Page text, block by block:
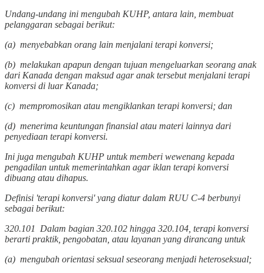
Undang-undang ini mengubah KUHP, antara lain, membuat
pelanggaran sebagai berikut:
(a) menyebabkan orang lain menjalani terapi konversi;
(b) melakukan apapun dengan tujuan mengeluarkan seorang anak
dari Kanada dengan maksud agar anak tersebut menjalani terapi
konversi di luar Kanada;
(c) mempromosikan atau mengiklankan terapi konversi; dan
(d) menerima keuntungan finansial atau materi lainnya dari
penyediaan terapi konversi.
Ini juga mengubah KUHP untuk memberi wewenang kepada
pengadilan untuk memerintahkan agar iklan terapi konversi
dibuang atau dihapus.
Definisi 'terapi konversi' yang diatur dalam RUU C-4 berbunyi
sebagai berikut:
320.‍101 Dalam bagian 320.‍102 hingga 320.‍104, terapi konversi
berarti praktik, pengobatan, atau layanan yang dirancang untuk
(a) mengubah orientasi seksual seseorang menjadi heteroseksual;